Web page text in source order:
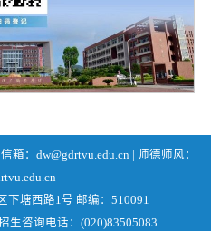
箱：dw@gdrtvu.edu.cn | 师德师风：
下塘西路1号 邮编：510091
生咨询电话：(020)83505083